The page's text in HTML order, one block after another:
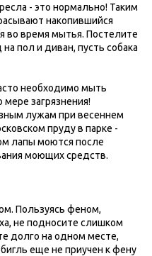
- это нормально! Таким
накопившийся
во время мытья. Постелите
пол и диван, пусть собака
необходимо мыть
мере загрязнения!
лужам при весеннем
пруду в парке -
лапы моются после
моющих средств.
Пользуясь феном,
не подносите слишком
долго на одном месте,
еще не приучен к фену